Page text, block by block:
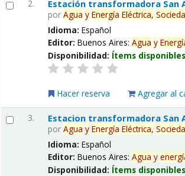
2. Estación transformadora San
porAgua y Energía Eléctrica,
Idioma:Español
Editor:Buenos Aires:Agua y
Disponibilidad: Ítems
Hacer reserva Agregar al
3. Estacion transformadora San
porAgua y Energía Eléctrica,
Idioma:Español
Editor:Buenos Aires:Agua y
Disponibilidad: Ítems